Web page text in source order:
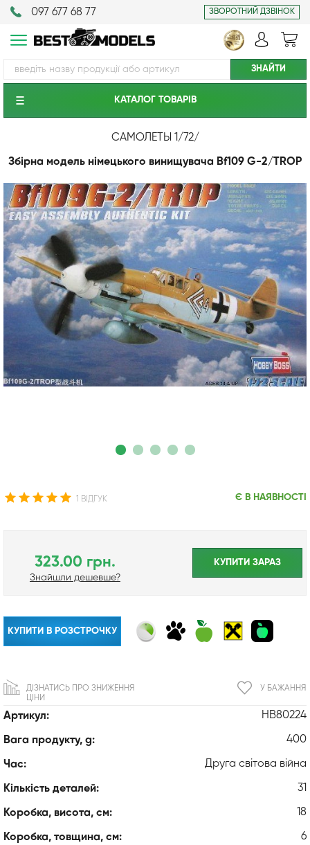
097 677 68 77 ЗВОРОТНИЙ ДЗВІНОК
КАТАЛОГ ТОВАРIВ
САМОЛЕТЫ 1/72/
Збірна модель німецького винищувача Bf109 G-2/TROP
1 ВІДГУК Є В НАЯВНОСТІ
Артикул: HB80224
Вага продукту, g: 400
Час: Друга світова війна
Кількість деталей: 31
Коробка, висота, см: 18
Коробка, товщина, см: 6
323.00 грн.
Знайшли дешевше?
КУПИТИ ЗАРАЗ
КУПИТИ В РОЗСТРОЧКУ
У БАЖАННЯ
ДІЗНАТИСЬ ПРО ЗНИЖЕННЯ
ЦІНИ